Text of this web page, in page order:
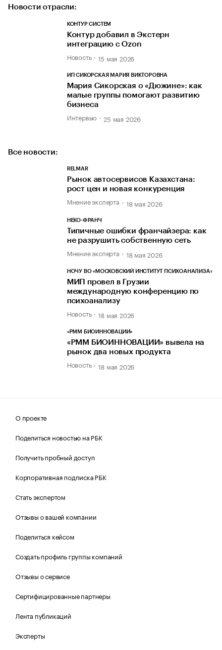
Новости отрасли:
КОНТУР СИСТЕМ
Контур добавил в Экстерн
интеграцию с Ozon
Новость 15 мая 2026
ИП СИКОРСКАЯ МАРИЯ ВИКТОРОВНА
Мария Сикорская о «Дюжине»: как
малые группы помогают развитию
бизнеса
Интервью 25 мая 2026
Все новости:
RELMAR
Рынок автосервисов Казахстана:
рост цен и новая конкуренция
Мнение эксперта 18 мая 2026
НЕКО-ФРАНЧ
Типичные ошибки франчайзера: как
не разрушить собственную сеть
Мнение эксперта 18 мая 2026
НОЧУ ВО «МОСКОВСКИЙ ИНСТИТУТ ПСИХОАНАЛИЗА»
МИП провел в Грузии
международную конференцию по
психоанализу
Новость 18 мая 2026
«РММ БИОИННОВАЦИИ»
«РММ БИОИННОВАЦИИ» вывела на
рынок два новых продукта
Новость 18 мая 2026
О проекте
Поделиться новостью на РБК
Получить пробный доступ
Корпоративная подписка РБК
Стать экспертом
Отзывы о вашей компании
Поделиться кейсом
Создать профиль группы компаний
Отзывы о сервисе
Сертифицированные партнеры
Лента публикаций
Эксперты